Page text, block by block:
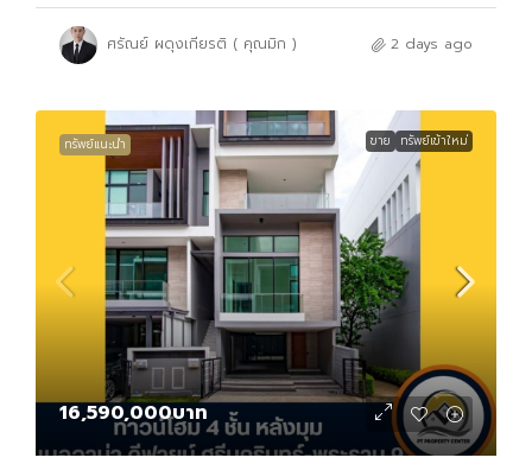
ศรัณย์ ผดุงเกียรติ ( คุณมิก ) 2 days ago
ทรัพย์แนะนำ ขาย ทรัพย์เข้าใหม่
16,590,000บาท